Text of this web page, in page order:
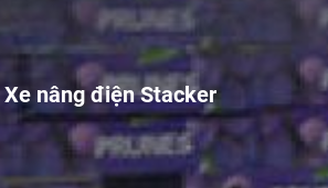
Xe nâng điện Stacker